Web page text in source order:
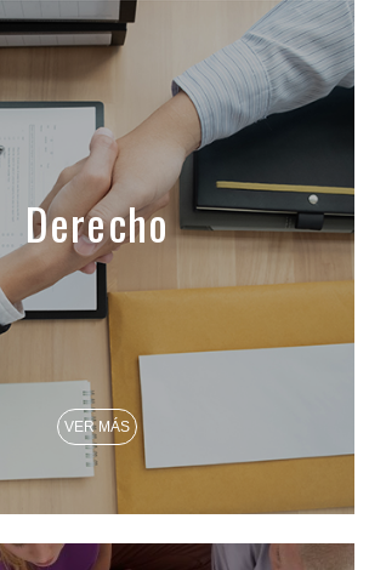
Derecho
VER MÁS